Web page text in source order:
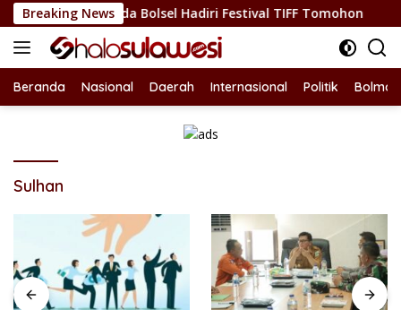
Langsung
ke
konten
Breaking News
Sekda Bolsel Hadiri Festival TIFF Tomohon
Beranda Nasional Daerah Internasional Politik
Sulhan